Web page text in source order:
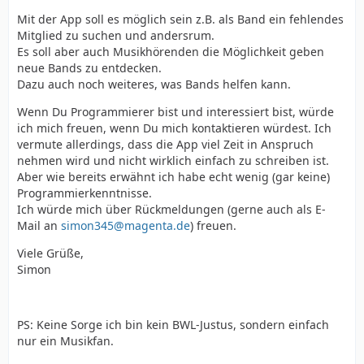
Mit der App soll es möglich sein z.B. als Band ein fehlendes
Mitglied zu suchen und andersrum.
Es soll aber auch Musikhörenden die Möglichkeit geben
neue Bands zu entdecken.
Dazu auch noch weiteres, was Bands helfen kann.
Wenn Du Programmierer bist und interessiert bist, würde
ich mich freuen, wenn Du mich kontaktieren würdest. Ich
vermute allerdings, dass die App viel Zeit in Anspruch
nehmen wird und nicht wirklich einfach zu schreiben ist.
Aber wie bereits erwähnt ich habe echt wenig (gar keine)
Programmierkenntnisse.
Ich würde mich über Rückmeldungen (gerne auch als E-
Mail an simon345@magenta.de) freuen.
Viele Grüße,
Simon
PS: Keine Sorge ich bin kein BWL-Justus, sondern einfach
nur ein Musikfan.